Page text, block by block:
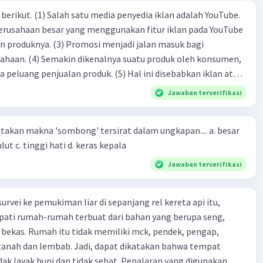
iklan adalah YouTube.
besar yang menggunakan fitur iklan pada YouTube
menjadi jalan masuk bagi
oleh konsumen,
produk. (5) Hal ini disebabkan iklan atau
cara untuk mengenalkan produk perusahaan kepada
(2)
Jawaban terverifikasi
makna 'sombong' tersirat dalam ungkapan.... a. besar
kepala b. besar mulut c. tinggi hati d. keras kepala
Jawaban terverifikasi
ke pemukiman liar di sepanjang rel kereta api itu,
rumah-rumah terbuat dari bahan yang berupa seng,
bekas. Rumah itu tidak memiliki mck, pendek, pengap,
dan lembab. Jadi, dapat dikatakan bahwa tempat
dan tidak sehat. Penalaran yang digunakan